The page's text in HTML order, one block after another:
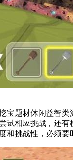
题材休闲益智类
试相应挑战，还
和挑战性，必须